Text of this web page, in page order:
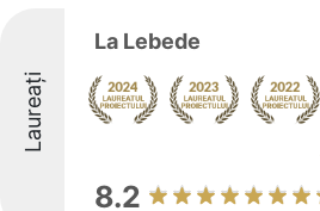
Laureați
La Lebede
8.2